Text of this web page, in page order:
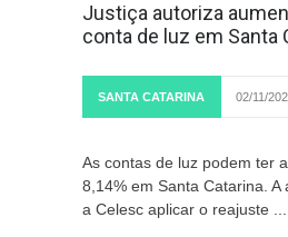
Justiça autoriza
conta de luz em Santa
SANTA CATARINA 02/11/
As contas de luz podem ter
8,14% em Santa Catarina. A
a Celesc aplicar o reajuste ...